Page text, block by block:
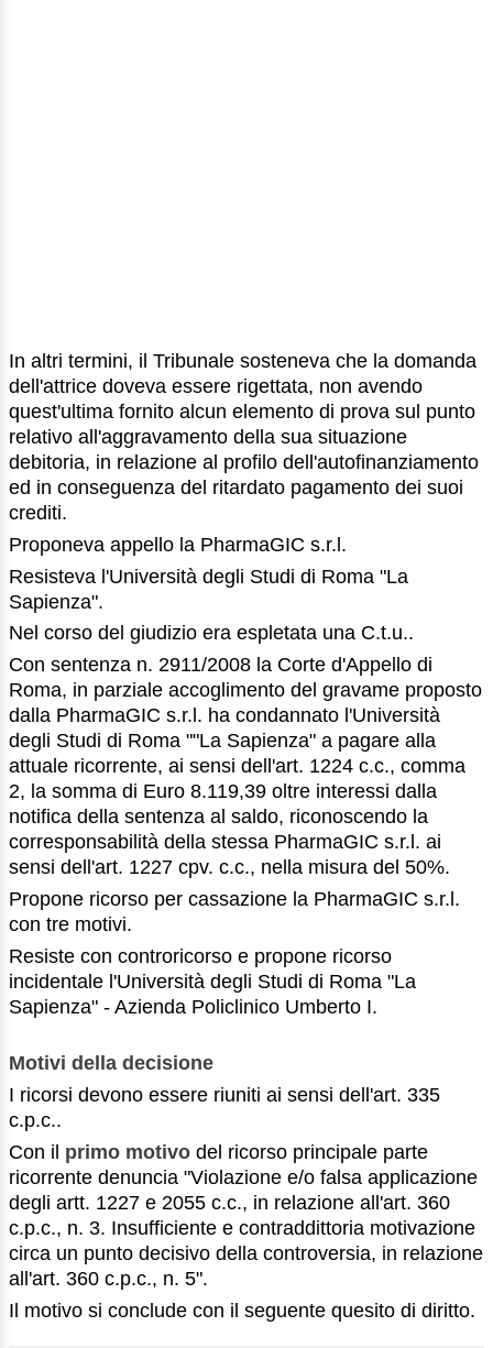
In altri termini, il Tribunale sosteneva che la domanda
dell'attrice doveva essere rigettata, non avendo
quest'ultima fornito alcun elemento di prova sul punto
relativo all'aggravamento della sua situazione
debitoria, in relazione al profilo dell'autofinanziamento
ed in conseguenza del ritardato pagamento dei suoi
crediti.
Proponeva appello la PharmaGIC s.r.l.
Resisteva l'Università degli Studi di Roma "La
Sapienza".
Nel corso del giudizio era espletata una C.t.u..
Con sentenza n. 2911/2008 la Corte d'Appello di
Roma, in parziale accoglimento del gravame proposto
dalla PharmaGIC s.r.l. ha condannato l'Università
degli Studi di Roma ""La Sapienza" a pagare alla
attuale ricorrente, ai sensi dell'art. 1224 c.c., comma
2, la somma di Euro 8.119,39 oltre interessi dalla
notifica della sentenza al saldo, riconoscendo la
corresponsabilità della stessa PharmaGIC s.r.l. ai
sensi dell'art. 1227 cpv. c.c., nella misura del 50%.
Propone ricorso per cassazione la PharmaGIC s.r.l.
con tre motivi.
Resiste con controricorso e propone ricorso
incidentale l'Università degli Studi di Roma "La
Sapienza" - Azienda Policlinico Umberto I.
Motivi della decisione
I ricorsi devono essere riuniti ai sensi dell'art. 335
c.p.c..
Con il primo motivo del ricorso principale parte
ricorrente denuncia "Violazione e/o falsa applicazione
degli artt. 1227 e 2055 c.c., in relazione all'art. 360
c.p.c., n. 3. Insufficiente e contraddittoria motivazione
circa un punto decisivo della controversia, in relazione
all'art. 360 c.p.c., n. 5".
Il motivo si conclude con il seguente quesito di diritto.